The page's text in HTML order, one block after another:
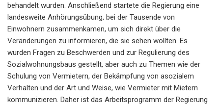
behandelt wurden. Anschließend startete die Regierung eine
landesweite Anhörungsübung, bei der Tausende von
Einwohnern zusammenkamen, um sich direkt über die
Veränderungen zu informieren, die sie sehen wollten. Es
wurden Fragen zu Beschwerden und zur Regulierung des
Sozialwohnungsbaus gestellt, aber auch zu Themen wie der
Schulung von Vermietern, der Bekämpfung von asozialem
Verhalten und der Art und Weise, wie Vermieter mit Mietern
kommunizieren. Daher ist das Arbeitsprogramm der Regierung